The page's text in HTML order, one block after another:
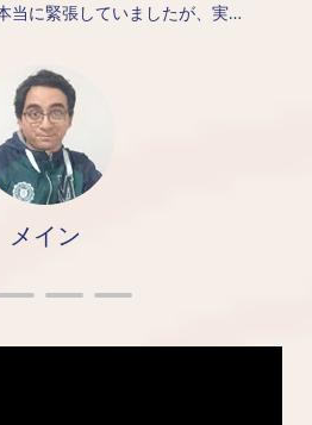
当に緊張していましたが、実際
らしい質感を持っています。
メイン